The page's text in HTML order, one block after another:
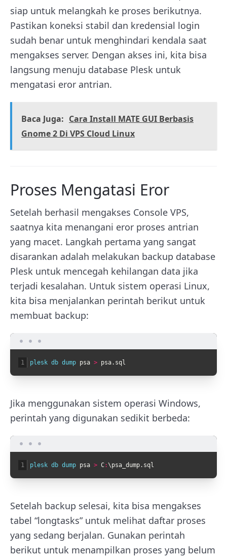
siap untuk melangkah ke proses berikutnya.
Pastikan koneksi stabil dan kredensial login
sudah benar untuk menghindari kendala saat
mengakses server. Dengan akses ini, kita bisa
langsung menuju database Plesk untuk
mengatasi eror antrian.
Baca Juga: Cara Install MATE GUI Berbasis
Gnome 2 Di VPS Cloud Linux
Proses Mengatasi Eror
Setelah berhasil mengakses Console VPS,
saatnya kita menangani eror proses antrian
yang macet. Langkah pertama yang sangat
disarankan adalah melakukan backup database
Plesk untuk mencegah kehilangan data jika
terjadi kesalahan. Untuk sistem operasi Linux,
kita bisa menjalankan perintah berikut untuk
membuat backup:
1 plesk db dump psa > psa. sql
Jika menggunakan sistem operasi Windows,
perintah yang digunakan sedikit berbeda:
1 plesk db dump psa > C:\psa_dump. sql
Setelah backup selesai, kita bisa mengakses
tabel “longtasks” untuk melihat daftar proses
yang sedang berjalan. Gunakan perintah
berikut untuk menampilkan proses yang belum